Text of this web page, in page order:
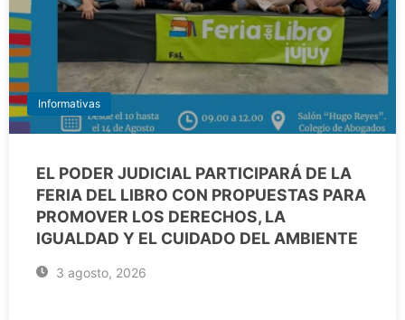
Informativas
EL PODER JUDICIAL PARTICIPARÁ DE LA
FERIA DEL LIBRO CON PROPUESTAS PARA
PROMOVER LOS DERECHOS, LA
IGUALDAD Y EL CUIDADO DEL AMBIENTE
3 agosto, 2026